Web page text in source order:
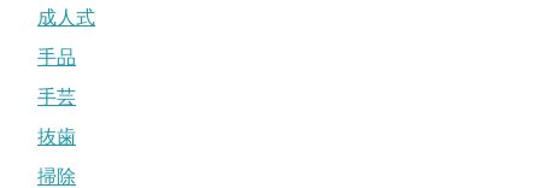
成人式
手品
手芸
抜歯
掃除